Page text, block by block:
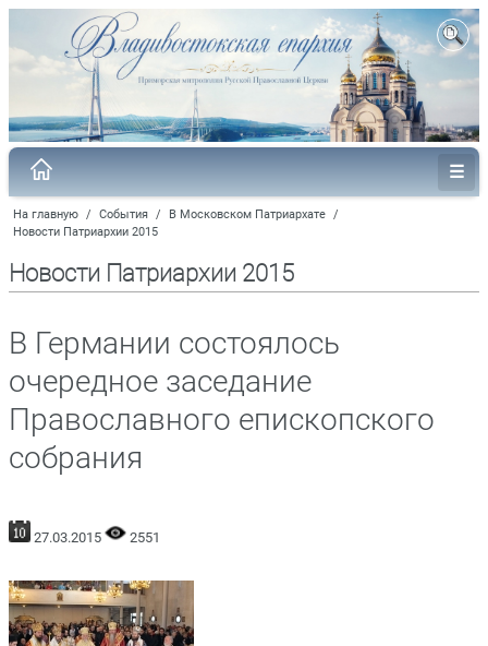
На главную / События / В Московском Патриархате /
Новости Патриархии 2015
Новости Патриархии 2015
В Германии состоялось
очередное заседание
Православного епископского
собрания
27.03.2015 2551